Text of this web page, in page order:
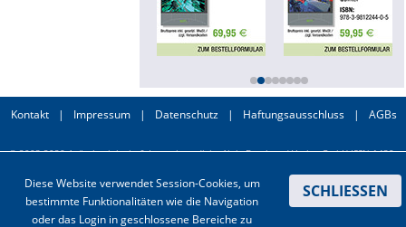
Mediadaten
Autoren-Service
Bestell-Service
Kontakt | Impressum | Datenschutz | Haftungsausschluss | AGBs
© 2003-2020 Anästhesiologie & Intensivmedizin, Aktiv Druck und Verlag GmbH ISSN 1439-
Diese Website verwendet Session-Cookies, um
bestimmte Funktionalitäten wie die Navigation
oder das Login in geschlossene Bereiche zu
SCHLIESSEN